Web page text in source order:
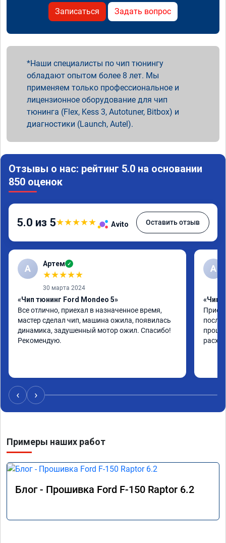
Записаться Задать вопрос
Наши специалисты по чип тюнингу
обладают опытом более 8 лет. Мы
применяем только профессиональное и
лицензионное оборудование для чип
тюнинга (Flex, Kess 3, Autotuner, Bitbox) и
диагностики (Launch, Autel).
Отзывы о нас: рейтинг 5.0 на основании
850 оценок
5.0 из 5★★★★★ Avito Оставить отзыв
А Артем ✓
★★★★★
30 марта 2024
«Чип тюнинг Ford Mondeo 5»
Все отлично, приехал в назначенное время,
мастер сделал чип, машина ожила, появилась
динамика, задушенный мотор ожил. Спасибо!
Рекомендую.
А
«Чип
после
‹ ›
Примеры наших работ
Блог - Прошивка Ford F-150 Raptor 6.2